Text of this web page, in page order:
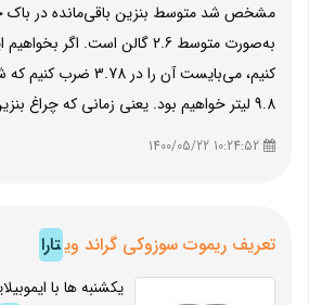
مشخص شد متوسط بنزین باقی‌مانده در باک
به‌صورت متوسط 2.6 گالن است. اگر
کنیم، می‌بایست آن را
9.8 لیتر خواهیم بود. یعنی زمانی که چراغ بنزین خودرو شما روشن ..
تعریف ریموت سوزوکی گراند ویتارا
یکشنبه ها با